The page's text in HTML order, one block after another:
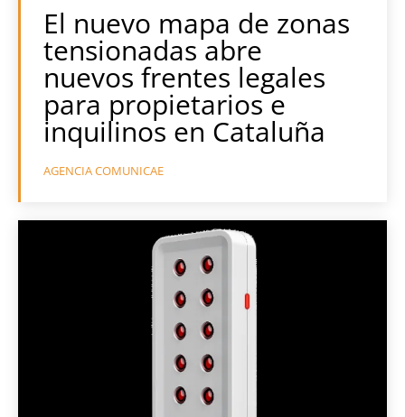
El nuevo mapa de zonas
tensionadas abre
nuevos frentes legales
para propietarios e
inquilinos en Cataluña
AGENCIA COMUNICAE